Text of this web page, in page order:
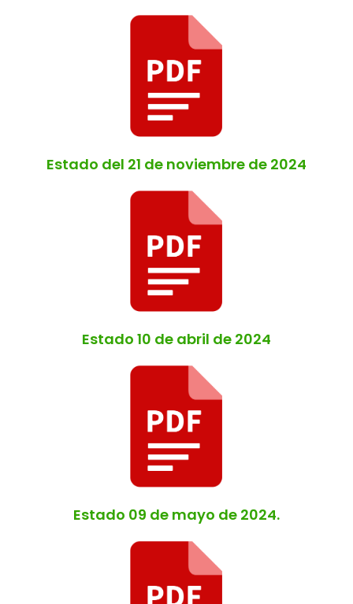
Estado del 21 de noviembre de 2024
Estado 10 de abril de 2024
Estado 09 de mayo de 2024.